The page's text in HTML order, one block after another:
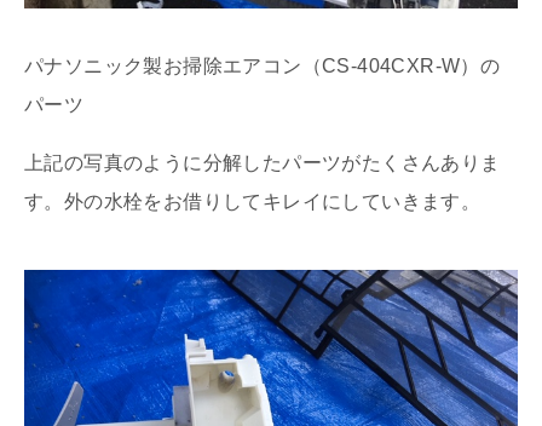
パナソニック製お掃除エアコン（CS-404CXR-W）の
パーツ
上記の写真のように分解したパーツがたくさんありま
す。外の水栓をお借りしてキレイにしていきます。